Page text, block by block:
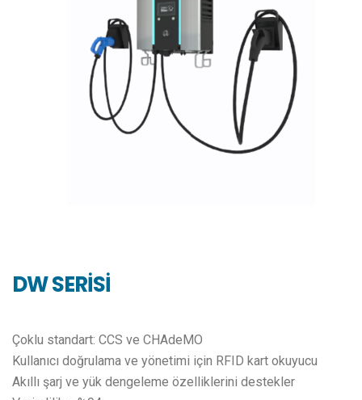
DW SERİSİ
Çoklu standart: CCS ve CHAdeMO
Kullanıcı doğrulama ve yönetimi için RFID kart okuyucu
Akıllı şarj ve yük dengeleme özelliklerini destekler